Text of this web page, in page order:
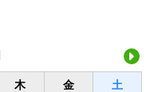
木 金 土